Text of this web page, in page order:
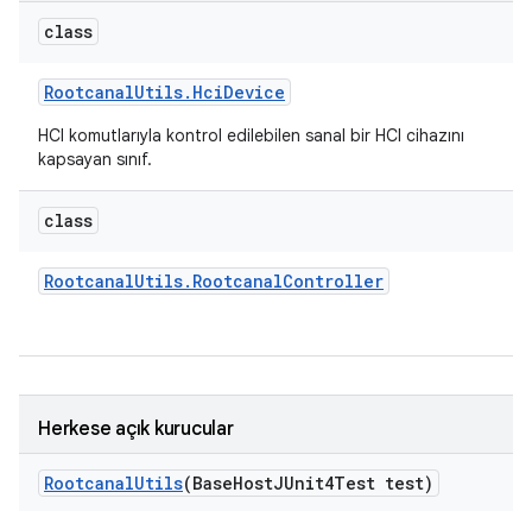
class
RootcanalUtils. HciDevice
HCI komutlarıyla kontrol edilebilen sanal bir HCI cihazını
kapsayan sınıf.
class
RootcanalUtils. RootcanalController
Herkese açık kurucular
RootcanalUtils(BaseHostJUnit4Test test)